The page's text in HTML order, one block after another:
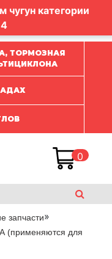
чугун категории
ТОРМОЗНАЯ
0
запчасти
(применяются для